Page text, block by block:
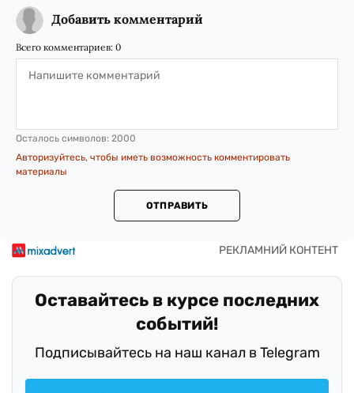
Добавить комментарий
Всего комментариев: 0
Осталось символов: 2000
Авторизуйтесь, чтобы иметь возможность комментировать
материалы
ОТПРАВИТЬ
Оставайтесь в курсе последних
событий!
Подписывайтесь на наш канал в Telegram